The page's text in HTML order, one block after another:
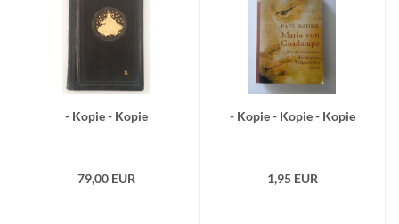
- Kopie - Kopie
79,00 EUR
- Kopie - Kopie - Kopie
1,95 EUR